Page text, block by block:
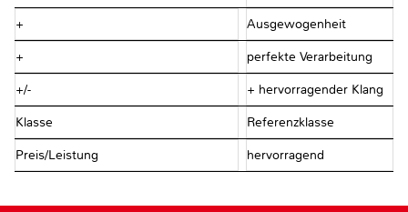
+ Ausgewogenheit
+ perfekte Verarbeitung
+/- + hervorragender Klang
Klasse Referenzklasse
Preis/Leistung hervorragend